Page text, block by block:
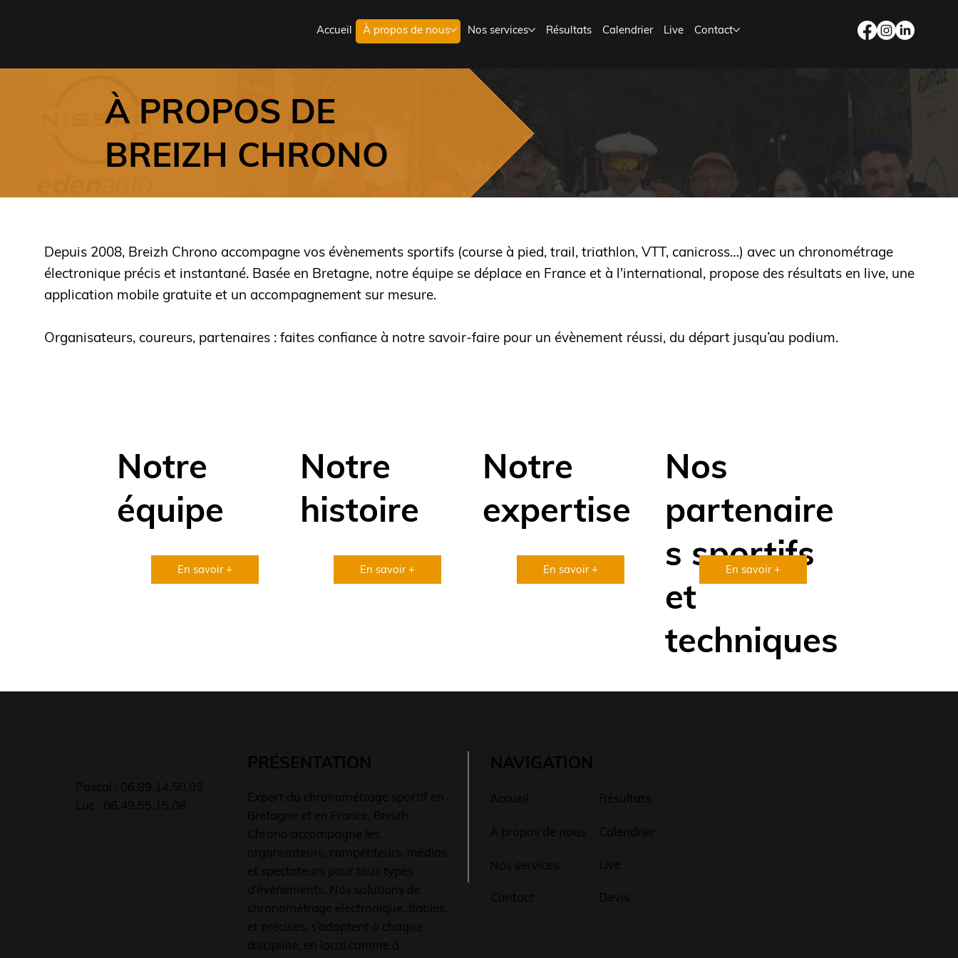
Accueil À propos de nous Nos services Résultats Calendrier Live Contact
À PROPOS DE
BREIZH CHRONO
Depuis 2008, Breizh Chrono accompagne vos évènements sportifs (course à pied, trail, triathlon, VTT, canicross…) avec un chronométrage
électronique précis et instantané. Basée en Bretagne, notre équipe se déplace en France et à l'international, propose des résultats en live, une
application mobile gratuite et un accompagnement sur mesure.
Organisateurs, coureurs, partenaires : faites confiance à notre savoir-faire pour un évènement réussi, du départ jusqu’au podium.
Notre
équipe
En savoir +
Notre
histoire
En savoir +
Notre
expertise
En savoir +
Nos
partenaire
s sportifs
et
techniques
En savoir +
Pascal : 06.89.14.50.05
Luc : 06.49.55.15.08
PRÉSENTATION
Expert du chronométrage sportif en
Bretagne et en France, Breizh
Chrono accompagne les
organisateurs, compétiteurs, médias
et spectateurs pour tous types
d’évènements. Nos solutions de
chronométrage électronique, fiables
et précises, s’adaptent à chaque
discipline, en local comme à
NAVIGATION
Accueil Résultats
À propos de nous Calendrier
Nos services Live
Contact Devis